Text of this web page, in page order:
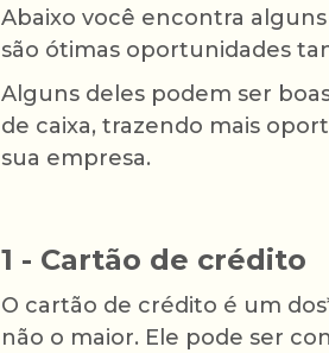
Abaixo você encontra
são ótimas oportunidades
Alguns deles podem ser
de caixa, trazendo mais
sua empresa.
1 - Cartão de crédito
O cartão de crédito é um
não o maior. Ele pode ser